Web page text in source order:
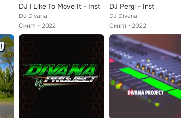
DJ I Like To Move It - Inst
DJ Divana
Сингл
2022
DJ Pergi - Inst
DJ Divana
Сингл
2022